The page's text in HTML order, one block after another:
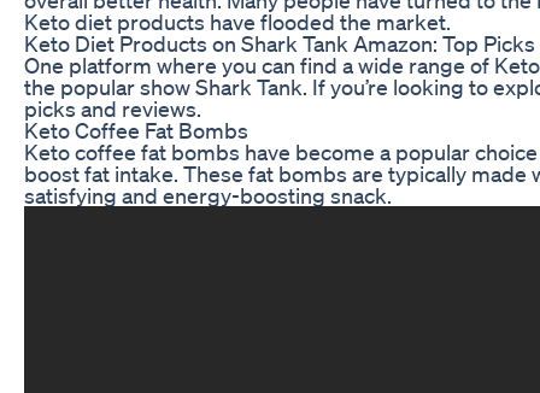
Keto diet products have flooded the market.
Keto Diet Products on Shark Tank Amazon: Top
One platform where you can find a wide range of
the popular show Shark Tank. If you’re looking to
picks and reviews.
Keto Coffee Fat Bombs
Keto coffee fat bombs have become a popular
boost fat intake. These fat bombs are typically
satisfying and energy-boosting snack.